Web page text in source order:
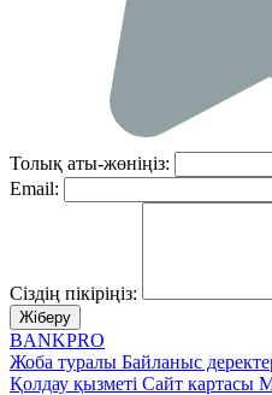
Толық аты-жөніңіз:
Email:
Сіздің пікіріңіз:
Жіберу
BANKPRO
Жоба туралы Байланыс
Қолдау қызметі Сайт картасы